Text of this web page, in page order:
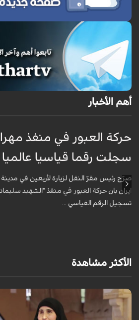
أهم الأخبار
حركة العبور في منفذ
سجلت رقما قياسيا عالميا
صرّح رئيس مقرّ النقل لزيارة لأربعين في
ايران بان حركة العبور في منفذ "الشهيد
تسجيل الرقم القياسي ...
الأكثر مشاهدة